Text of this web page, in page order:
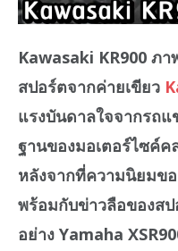
Kawasaki KR900 ภา
สปอร์ตจากค่ายเขียว
แรงบันดาลใจจากรถ
ฐานของมอเตอร์ไซค์ค
หลังจากที่ความนิยมขอ
พร้อมกับข่าวลือของส
อย่าง Yamaha